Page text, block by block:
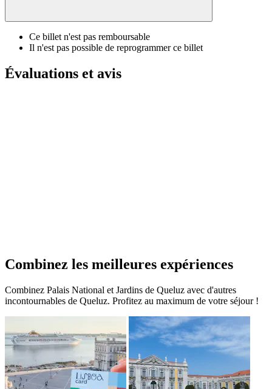
Ce billet n'est pas remboursable
Il n'est pas possible de reprogrammer ce billet
Évaluations et avis
Combinez les meilleures expériences
Combinez Palais National et Jardins de Queluz avec d'autres
incontournables de Queluz. Profitez au maximum de votre séjour !